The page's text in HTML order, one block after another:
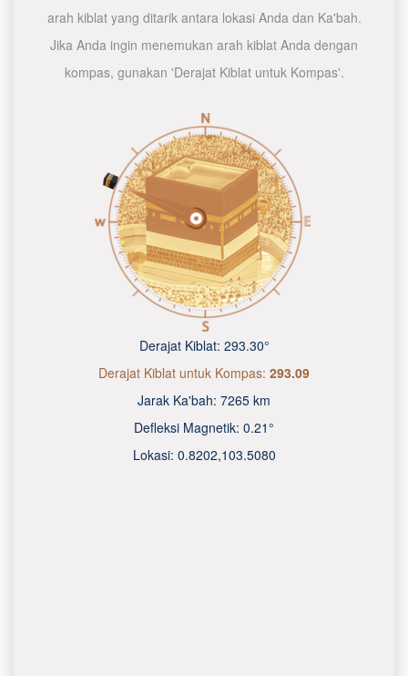
arah kiblat yang ditarik antara lokasi Anda dan Ka'bah.
Jika Anda ingin menemukan arah kiblat Anda dengan
kompas, gunakan 'Derajat Kiblat untuk Kompas'.
Derajat Kiblat: 293.30°
Derajat Kiblat untuk Kompas: 293.09
Jarak Ka'bah: 7265 km
Defleksi Magnetik: 0.21°
Lokasi: 0.8202,103.5080